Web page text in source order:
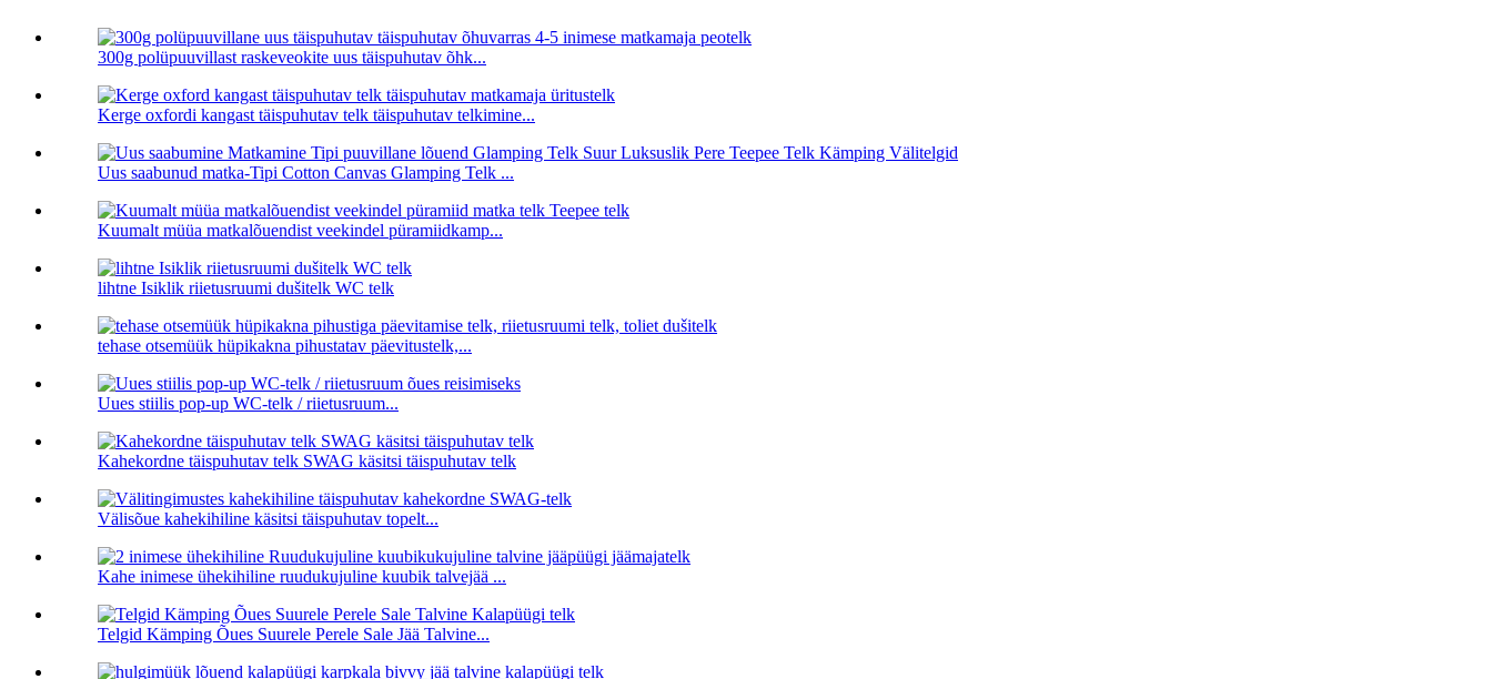
300g polüpuuvillast raskeveokite uus täispuhutav õhk...
Kerge oxfordi kangast täispuhutav telk täispuhutav telkimine...
Uus saabunud matka-Tipi Cotton Canvas Glamping Telk ...
Kuumalt müüa matkalõuendist veekindel püramiidkamp...
lihtne Isiklik riietusruumi dušitelk WC telk
tehase otsemüük hüpikakna pihustatav päevitustelk,...
Uues stiilis pop-up WC-telk / riietusruum...
Kahekordne täispuhutav telk SWAG käsitsi täispuhutav telk
Välisõue kahekihiline käsitsi täispuhutav topelt...
Kahe inimese ühekihiline ruudukujuline kuubik talvejää ...
Telgid Kämping Õues Suurele Perele Sale Jää Talvine...